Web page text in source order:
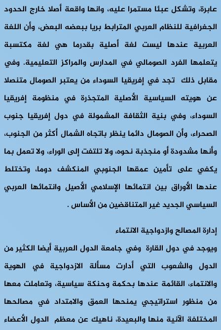
عابرة، وتشكل عبئا مستمرا عليه، وانها واقعة أصلا خارج الحدود
الجغرافية للنظام العربي المترابط بريا ببعضه البعض، وأن اللغة
العربية عندها ليست لغة أصلية بقدرما هي لغة مكتسبة
يتعلمها الفرد الصومالي في المدارس والمراكز التعليمية. وفي
مقابل ذلك تجد في إفريقيا السوداء من يعتبر الصومال متنصلا
عن هويته السياسية الأصلية المتجذرة في منظومة إفريقيا
السوداء، وفي بنية الثقافة المشمولة في دول إفريقيا جنوب
الصحراء، وأن الصومال دائما ينظر باتجاه الشمال أكثر من الجنوب،
وأنها مشدودة أو منجذبة نحوه، ولا تلتفت إلى الوراء، ولا تعمل بما
يكفي على تأمين عمقها الجنوبي المنكشف دوما، وتختلط
عندها الأوراق بين انتمائها الإسلامي الأصيل وانتمائها العربي
السياسي الجديد غير المتناقضين من الأساس .
إدارة المصالح وازدواجية الانتماء
ويوجد في دول القارة وفي جامعة الدول العربية أيضا الكثير من
الدول والشعوب التي أدارت مسألة الازدواجية في الهوية
والانتماء، القائمة عندها بحكمة وحنكة سياسية، وتعاملت معها
من منظور استراتيجي يمنحها العمق والامتداد في مصالحها
المختلفة الآنية منها والبعيدة، ناهيك عن معظم الدول الأعضاء